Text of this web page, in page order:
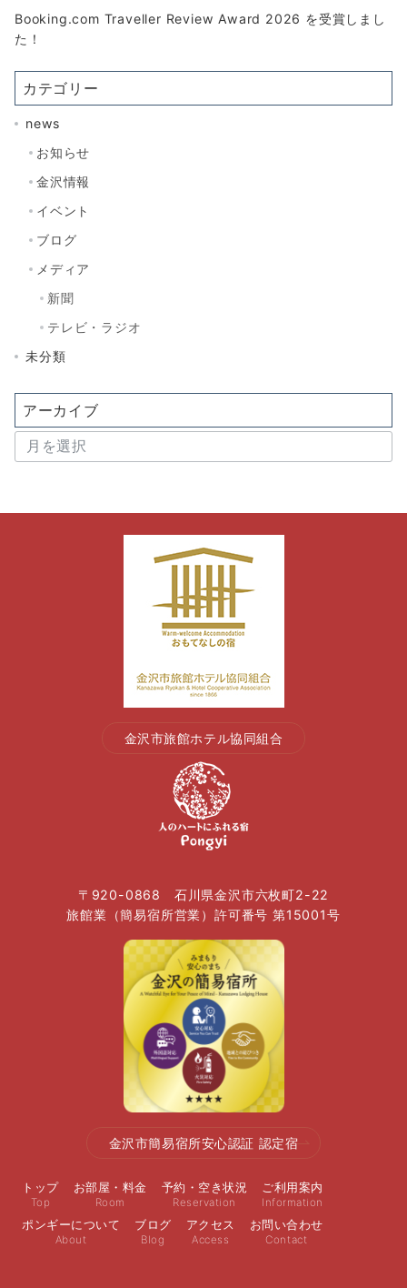
Booking.com Traveller Review Award 2026 を受賞しまし
た！
カテゴリー
news
お知らせ
金沢情報
イベント
ブログ
メディア
新聞
テレビ・ラジオ
未分類
アーカイブ
ー
金沢市旅館ホテル協同組合
〒920-0868 石川県金沢市六枚町2-22
旅館業（簡易宿所営業）許可番号 第15001号
金沢市簡易宿所安心認証 認定宿
トップ
Top
お部屋・料金
Room
予約・空き状況
Reservation
ご利用案内
Information
ポンギーについて
About
ブログ
Blog
アクセス
Access
お問い合わせ
Contact